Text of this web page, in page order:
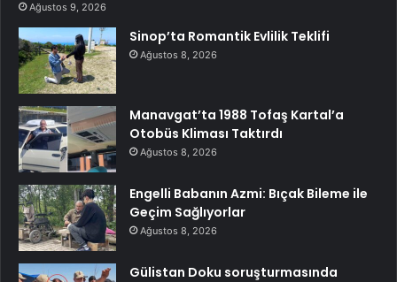
Ağustos 9, 2026
Sinop’ta Romantik Evlilik Teklifi
Ağustos 8, 2026
Manavgat’ta 1988 Tofaş Kartal’a
Otobüs Kliması Taktırdı
Ağustos 8, 2026
Engelli Babanın Azmi: Bıçak Bileme ile
Geçim Sağlıyorlar
Ağustos 8, 2026
Gülistan Doku soruşturmasında